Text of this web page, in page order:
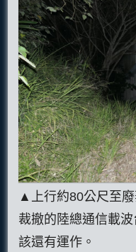
▲上行約80公尺至
裁撤的陸總通信載
該還有運作。